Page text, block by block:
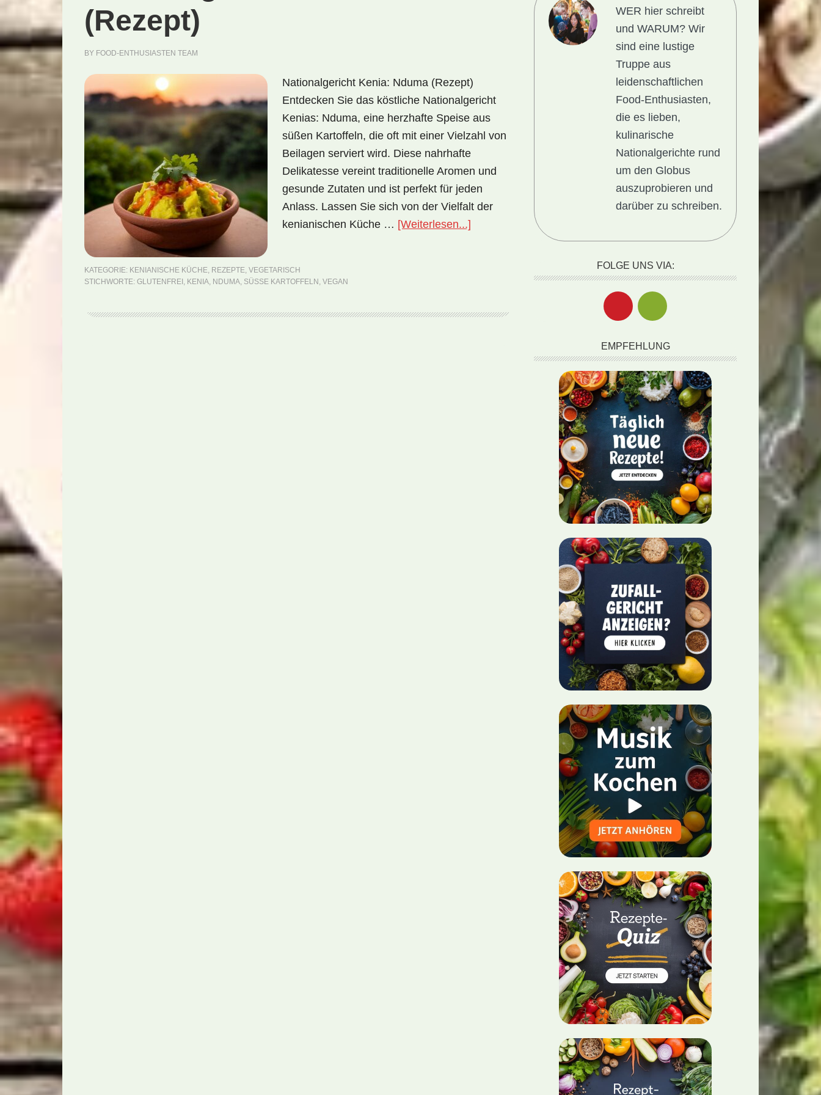
(Rezept)
BY FOOD-ENTHUSIASTEN TEAM
Nationalgericht Kenia: Nduma (Rezept)
Entdecken Sie das köstliche Nationalgericht
Kenias: Nduma, eine herzhafte Speise aus
süßen Kartoffeln, die oft mit einer Vielzahl von
Beilagen serviert wird. Diese nahrhafte
Delikatesse vereint traditionelle Aromen und
gesunde Zutaten und ist perfekt für jeden
Anlass. Lassen Sie sich von der Vielfalt der
kenianischen Küche … [Weiterlesen...] ÜberNationalgericht
KATEGORIE: KENIANISCHE KÜCHE, REZEPTE, VEGETARISCH
STICHWORTE: GLUTENFREI , KENIA, NDUMA, SÜSSE KARTOFFELN , VEGAN
WER hier schreibt
und WARUM?Wir
sind eine lustige
Truppe aus
leidenschaftlichen
Food-Enthusiasten,
die es lieben,
kulinarische
Nationalgerichte rund
um den Globus
auszuprobieren und
darüber zu schreiben.
FOLGE UNS VIA:
EMPFEHLUNG